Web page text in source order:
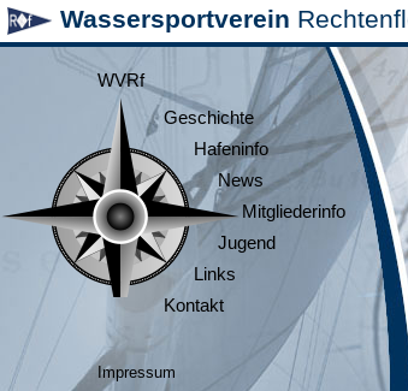
Wassersportverein
WVRf
Geschichte
Hafeninfo
News
Mitgliederinfo
Jugend
Links
Kontakt
Impressum